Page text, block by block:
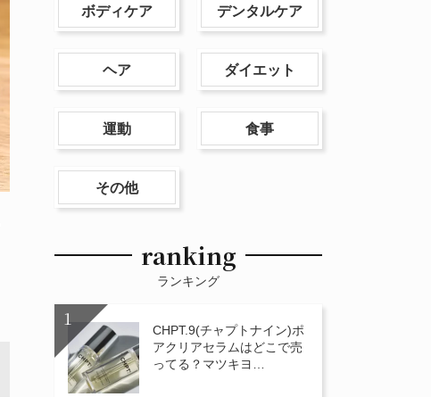
ボディケア デンタルケア
ヘア ダイエット
運動 食事
その他
ranking
ランキング
CHPT.9(チャプトナイン)ポ
アクリアセラムはどこで売
ってる？マツキヨ…